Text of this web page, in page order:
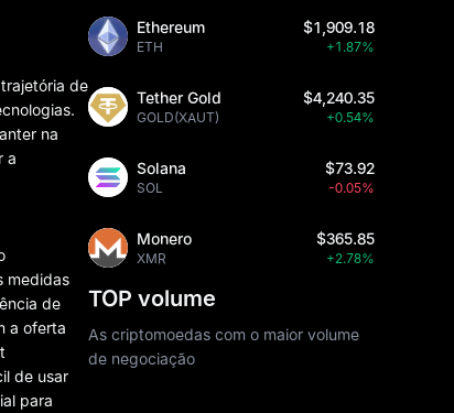
de
na
a
medidas
de
a oferta
de usar
para
Ethereum
ETH
$1,909.18
+1.87%
Tether Gold
GOLD(XAUT)
$4,240.35
+0.54%
Solana
SOL
$73.92
-0.05%
Monero
XMR
$365.85
+2.78%
TOP volume
As criptomoedas com o maior volume
de negociação